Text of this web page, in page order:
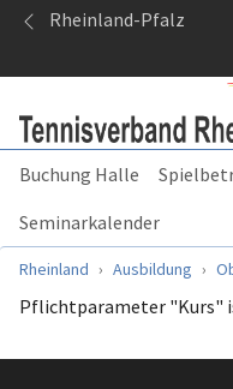
Springe zum Seiteninhalt
Rheinland-Pfalz
Buchung Halle
Seminarkalender
Sie sind hier:
Rheinland Ausbildung
Pflichtparameter "Kurs"